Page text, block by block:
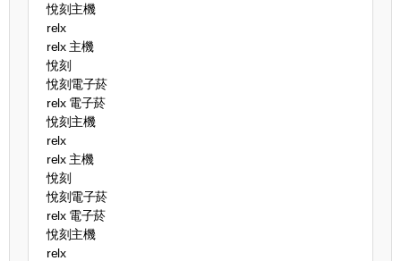
悅刻主機
relx
relx 主機
悅刻
悅刻電子菸
relx 電子菸
悅刻主機
relx
relx 主機
悅刻
悅刻電子菸
relx 電子菸
悅刻主機
relx